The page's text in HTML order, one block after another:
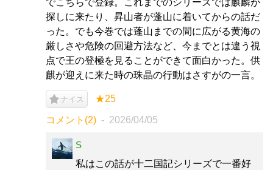
でこちらで登録。これまでのシリーズでは麒麟が
探しに来たり、昇山者が蓬山に着いてからの話だ
った。でも今巻では蓬山までの間に広がる黄海の
厳しさや危険の回避方法など、今までとは違う視
点で王の登極を見ることができて面白かった。供
麒が迎えに来た時の珠晶の行動はさすがの一言。
ナイス ★25
コメント(2) 2026/04/05
S
私はこの話が十二国記シリーズで一番好